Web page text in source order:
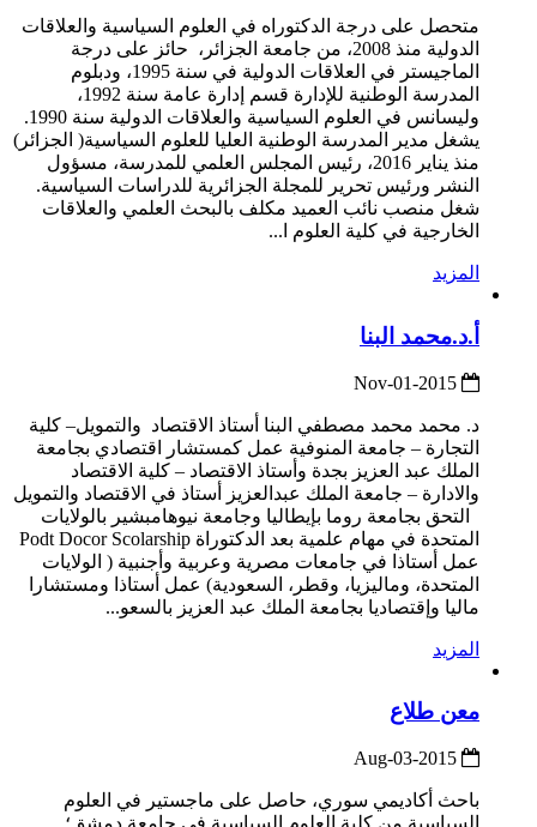
متحصل على درجة الدكتوراه في العلوم السياسية والعلاقات
الدولية منذ 2008، من جامعة الجزائر، حائز على درجة
الماجيستر في العلاقات الدولية في سنة 1995، ودبلوم
المدرسة الوطنية للإدارة قسم إدارة عامة سنة 1992،
وليسانس في العلوم السياسية والعلاقات الدولية سنة 1990.
يشغل مدير المدرسة الوطنية العليا للعلوم السياسية( الجزائر)
منذ يناير 2016، رئيس المجلس العلمي للمدرسة، مسؤول
النشر ورئيس تحرير للمجلة الجزائرية للدراسات السياسية.
شغل منصب نائب العميد مكلف بالبحث العلمي والعلاقات
الخارجية في كلية العلوم ا...
المزيد
أ.د.محمد البنا
د. محمد محمد مصطفي البنا أستاذ الاقتصاد والتمويل– كلية
التجارة – جامعة المنوفية عمل كمستشار اقتصادي بجامعة
الملك عبد العزيز بجدة وأستاذ الاقتصاد – كلية الاقتصاد
والادارة – جامعة الملك عبدالعزيز أستاذ في الاقتصاد والتمويل
التحق بجامعة روما بإيطاليا وجامعة نيوهامبشير بالولايات
المتحدة في مهام علمية بعد الدكتوراة Podt Docor Scolarship
عمل أستاذا في جامعات مصرية وعربية وأجنبية ( الولايات
المتحدة، وماليزيا، وقطر، السعودية) عمل أستاذا ومستشارا
ماليا وإقتصاديا بجامعة الملك عبد العزيز بالسعو...
المزيد
معن طلاع
باحث أكاديمي سوري، حاصل على ماجستير في العلوم
السياسية من كلية العلوم السياسية في جامعة دمشق؛